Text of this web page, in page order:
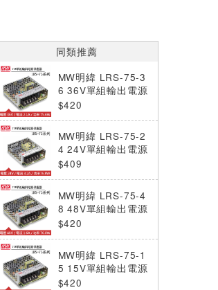
同類推薦
MW明緯 LRS-75-3
6 36V單組輸出電源
供應器(75W)
$420
MW明緯 LRS-75-2
4 24V單組輸出電源
供應器(75W)
$409
MW明緯 LRS-75-4
8 48V單組輸出電源
供應器(76.8W)
$420
MW明緯 LRS-75-1
5 15V單組輸出電源
供應器(75W)
$420